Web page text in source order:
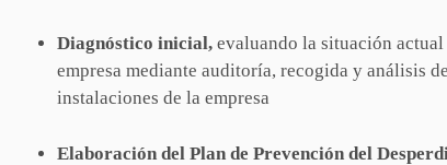
Diagnóstico inicial, evaluando la situación
empresa mediante auditoría, recogida y análisis
instalaciones de la empresa
Elaboración del Plan de Prevención del